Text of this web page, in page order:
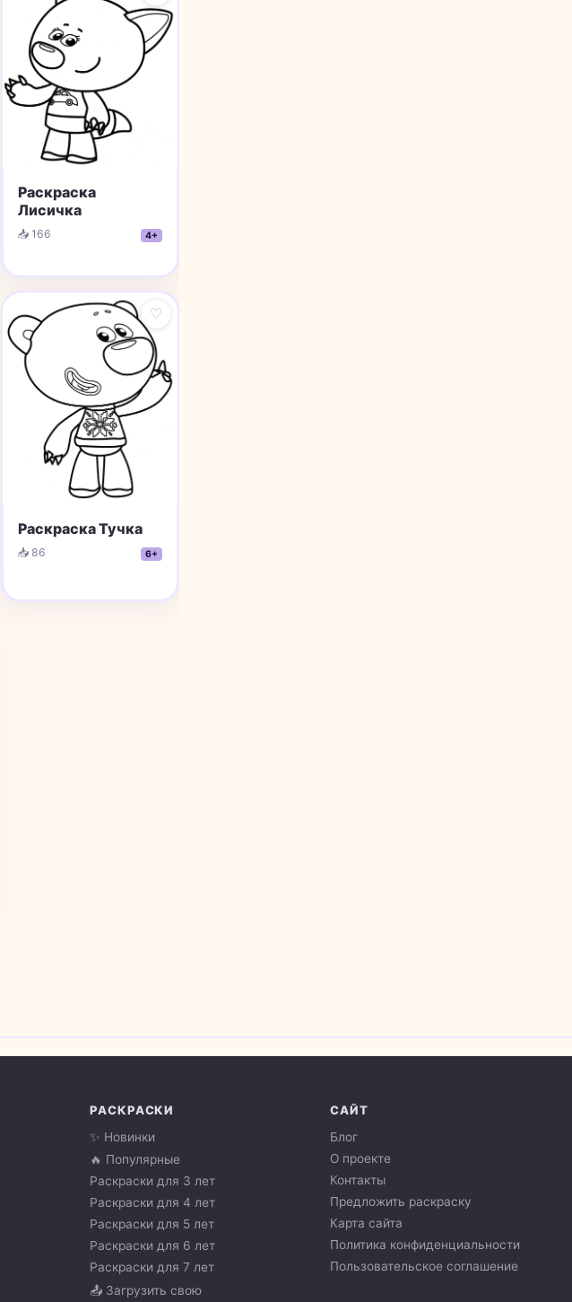
Раскраска
Лисичка
📥 166 4+
♡
Раскраска Тучка
📥 86 6+
РАСКРАСКИ
✨ Новинки
🔥 Популярные
Раскраски для 3 лет
Раскраски для 4 лет
Раскраски для 5 лет
Раскраски для 6 лет
Раскраски для 7 лет
📤 Загрузить свою
САЙТ
Блог
О проекте
Контакты
Предложить раскраску
Карта сайта
Политика конфиденциальности
Пользовательское соглашение